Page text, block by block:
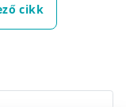
cikk